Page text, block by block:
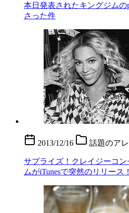
本日発表されたキングジムの
さった件
2013/12/16 話題のアレ
サプライズ！クレイジーコン
ムがiTunesで突然のリリース！